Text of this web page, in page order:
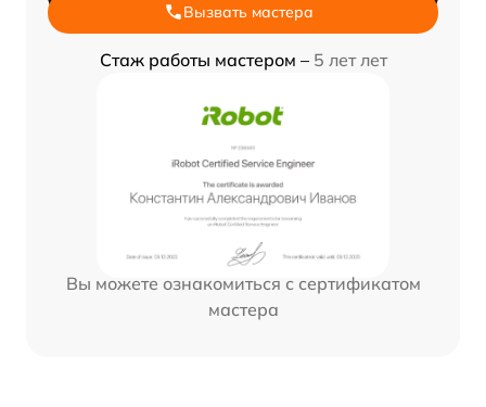
Вызвать мастера
Стаж работы мастером – 5 лет лет
Вы можете ознакомиться с сертификатом
мастера